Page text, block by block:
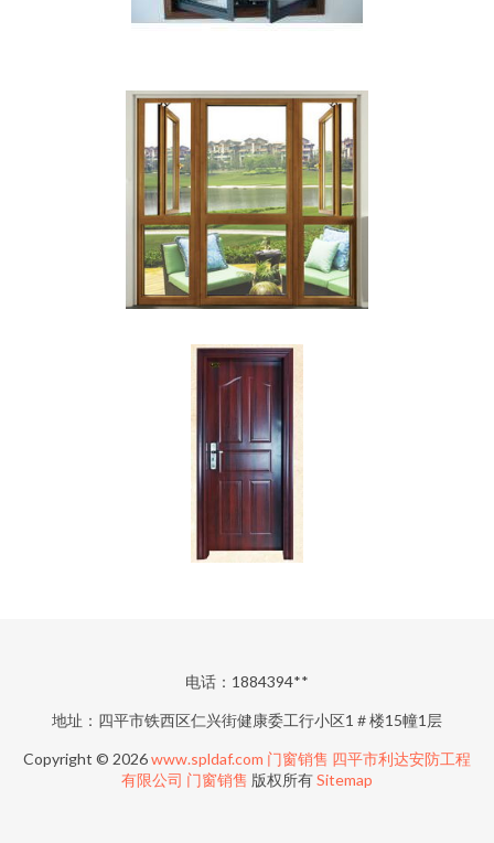
电话：1884394**
地址：四平市铁西区仁兴街健康委工行小区1＃楼15幢1层
Copyright © 2026www.spldaf.com 门窗销售 四平市利达安防工程
有限公司 门窗销售 版权所有Sitemap